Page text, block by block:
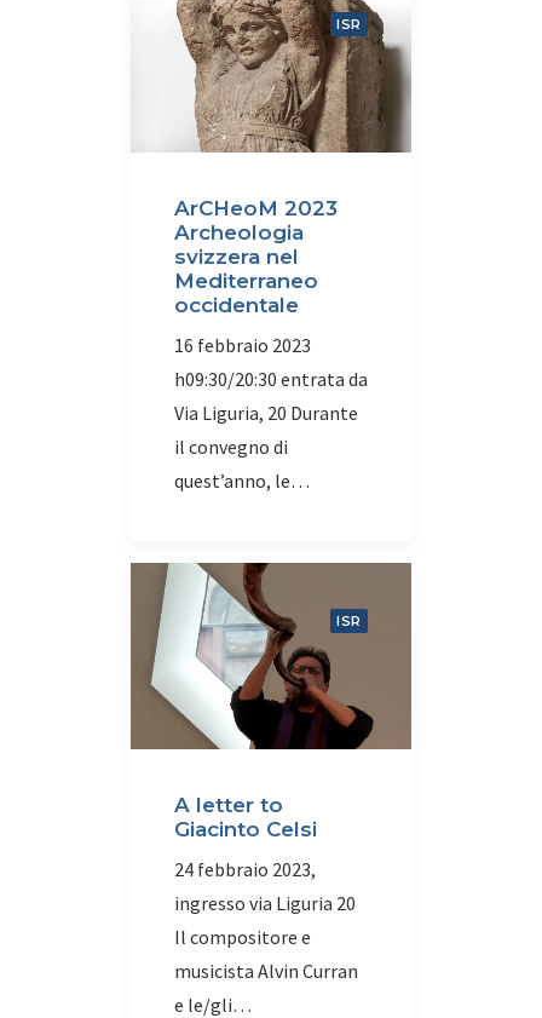
ISR
ArCHeoM 2023
Archeologia
svizzera nel
Mediterraneo
occidentale
16 febbraio 2023
h09:30/20:30 entrata da
Via Liguria, 20 Durante
il convegno di
quest’anno, le…
ISR
A letter to
Giacinto Celsi
24 febbraio 2023,
ingresso via Liguria 20
Il compositore e
musicista Alvin Curran
e le/gli…